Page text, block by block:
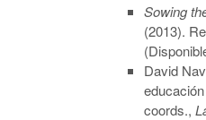
Sowing
(2013).
David
coords.,